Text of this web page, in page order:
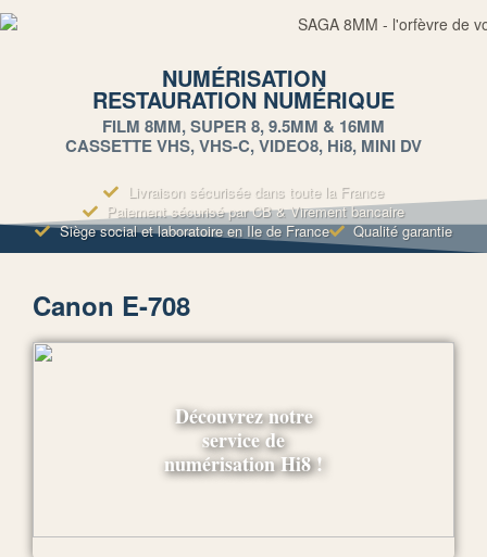
NUMÉRISATION
RESTAURATION NUMÉRIQUE
FILM 8MM, SUPER 8, 9.5MM & 16MM
CASSETTE VHS, VHS-C, VIDEO8, Hi8, MINI DV
Livraison sécurisée dans toute la France
Paiement sécurisé par CB & Virement bancaire
Siège social et laboratoire en Ile de France
Qualité garantie
Canon E-708